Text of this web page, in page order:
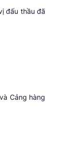
đấu thầu đã
Cảng hàng